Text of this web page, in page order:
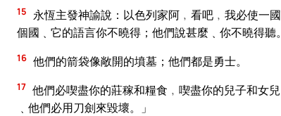
15
永恆主發神諭說：以色列家阿﹐看吧﹐我必使一
個國﹑它的語言你不曉得；他們說甚麼﹑你不曉得聽。
16 他們的箭袋像敞開的墳墓；他們都是勇士。
17 他們必喫盡你的莊稼和糧食﹐喫盡你的兒子和女
﹑他們必用刀劍來毀壞。」